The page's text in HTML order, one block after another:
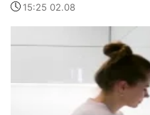
15:25 02.08